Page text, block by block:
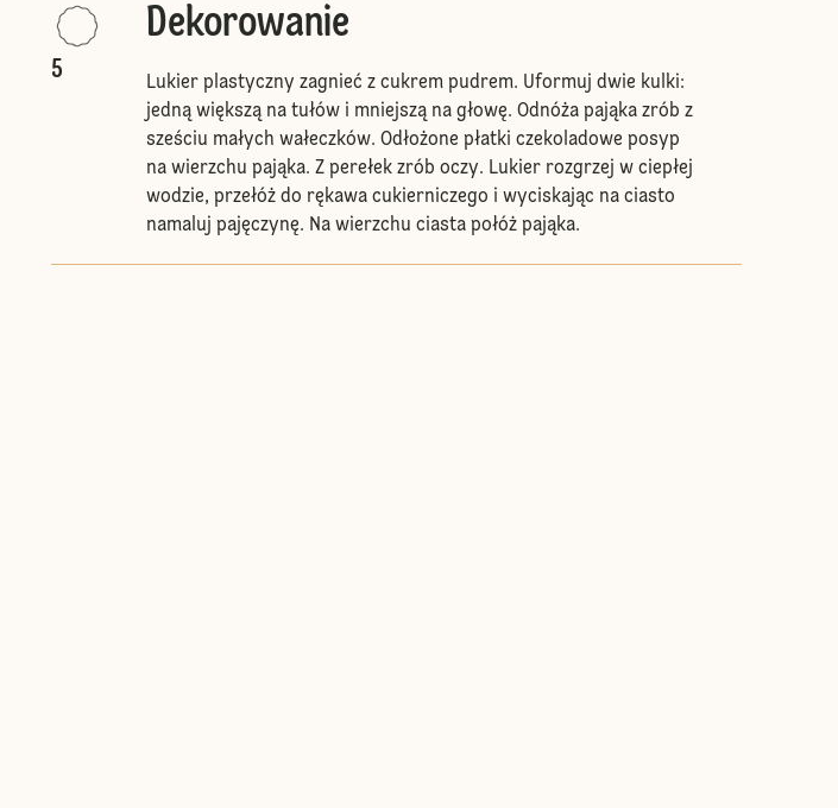
5
Dekorowanie
Lukier plastyczny zagnieć z cukrem pudrem. Uformuj dwie kulki:
jedną większą na tułów i mniejszą na głowę. Odnóża pająka zrób z
sześciu małych wałeczków. Odłożone płatki czekoladowe posyp
na wierzchu pająka. Z perełek zrób oczy. Lukier rozgrzej w ciepłej
wodzie, przełóż do rękawa cukierniczego i wyciskając na ciasto
namaluj pajęczynę. Na wierzchu ciasta połóż pająka.